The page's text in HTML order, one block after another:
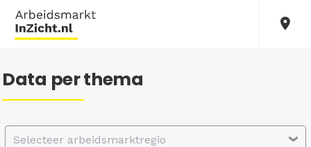
Data per thema
Selecteer arbeidsmarktregio